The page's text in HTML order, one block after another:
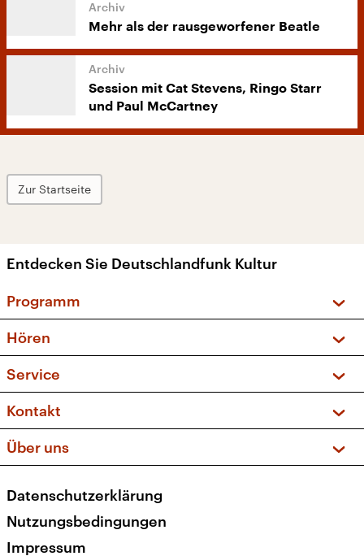
Mehr als der rausgeworfener Beatle
Session mit Cat Stevens, Ringo Starr
und Paul McCartney
Zur Startseite
Entdecken Sie Deutschlandfunk Kultur
Programm
Sendungen und Podcasts
Musikliste
Kakadu – Das Kinderprogramm
Hören
Frequenzen (UKW + DAB+)
Service
FAQ
Apps
Newsletter
Veranstaltungen
Kontakt
Social Media
Über uns
Presse
Karriere
Datenschutzerklärung
Nutzungsbedingungen
Impressum